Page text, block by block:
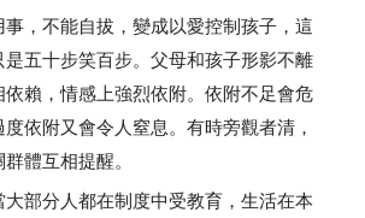
，不能自拔，變成以愛控制孩子，這
五十步笑百步。父母和孩子形影不離
賴，情感上強烈依附。依附不足會危
依附又會令人窒息。有時旁觀者清，
體互相提醒。
大部分人都在制度中受教育，生活在本